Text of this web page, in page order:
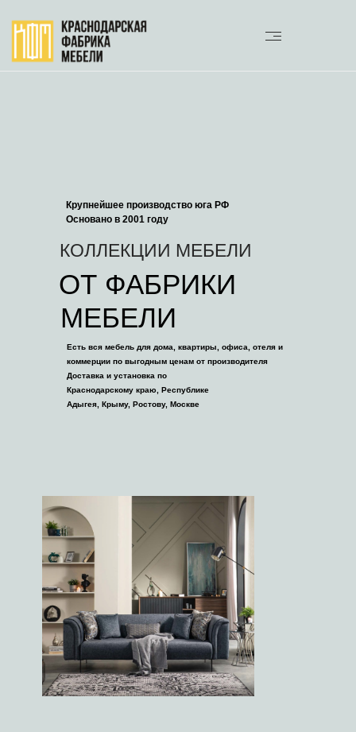
КОЛЛЕКЦИИ МЕБЕЛИ
ОТ ФАБРИКИ
МЕБЕЛИ
Крупнейшее производство юга РФ
Основано в 2001 году
Есть вся мебель для дома, квартиры, офиса, отеля и
коммерции по выгодным ценам от производителя
Доставка и установка по
Краснодарскому краю, Республике
Адыгея, Крыму, Ростову, Москве